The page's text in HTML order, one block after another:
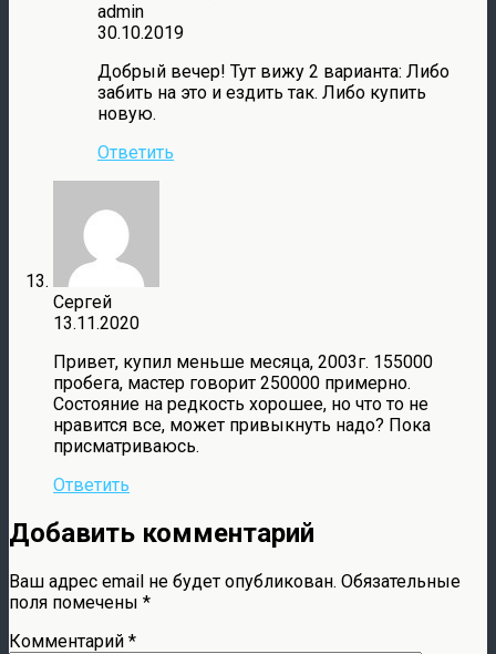
admin
30.10.2019
Добрый вечер! Тут вижу 2 варианта: Либо
забить на это и ездить так. Либо купить
новую.
Ответить
Сергей
13.11.2020
Привет, купил меньше месяца, 2003г. 155000
пробега, мастер говорит 250000 примерно.
Состояние на редкость хорошее, но что то не
нравится все, может привыкнуть надо? Пока
присматриваюсь.
Ответить
Добавить комментарий
Ваш адрес email не будет опубликован. Обязательные
поля помечены *
Комментарий *